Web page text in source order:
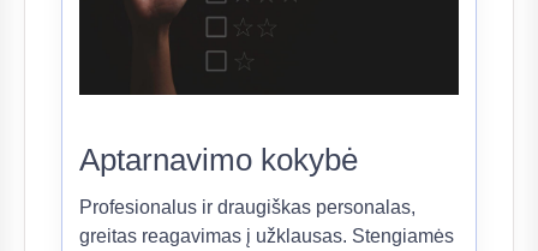
Aptarnavimo kokybė
Profesionalus ir draugiškas personalas,
greitas reagavimas į užklausas. Stengiamės